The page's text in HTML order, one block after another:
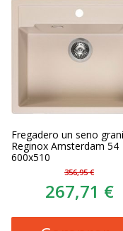
Fregadero un seno
Reginox Amsterdam 54
600x510
356,95 €
267,71 €